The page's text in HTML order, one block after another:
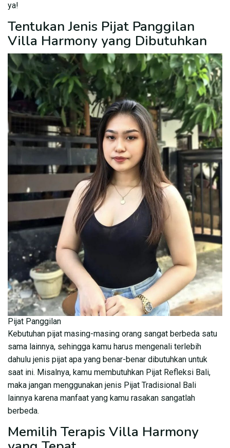
ya!
Tentukan Jenis Pijat Panggilan
Villa Harmony yang Dibutuhkan
Pijat Panggilan
Kebutuhan pijat masing-masing orang sangat berbeda satu
sama lainnya, sehingga kamu harus mengenali terlebih
dahulu jenis pijat apa yang benar-benar dibutuhkan untuk
saat ini. Misalnya, kamu membutuhkan Pijat Refleksi Bali,
maka jangan menggunakan jenis Pijat Tradisional Bali
lainnya karena manfaat yang kamu rasakan sangatlah
berbeda.
Memilih Terapis Villa Harmony